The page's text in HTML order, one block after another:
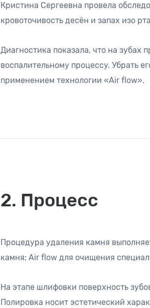
Кристина Сергеевна провела
кровоточивость десён и запах изо
Диагностика показала, что на зубах
воспалительному процессу. Убрать
применением технологии «Air flow».
2. Процесс
Процедура удаления камня
камня; Air flow для очищения
На этапе шлифовки поверхность
Полировка носит эстетический